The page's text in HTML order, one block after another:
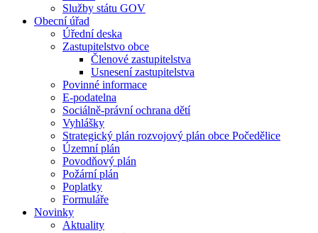
Služby státu GOV
Obecní úřad
Úřední deska
Zastupitelstvo obce
Členové zastupitelstva
Usnesení zastupitelstva
Povinné informace
E-podatelna
Sociálně-právní ochrana dětí
Vyhlášky
Strategický plán rozvojový plán obce Počedělice
Územní plán
Povodňový plán
Požární plán
Poplatky
Formuláře
Novinky
Aktuality